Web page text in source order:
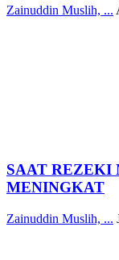
Zainuddin Muslih, ...
SAAT REZEKI
MENINGKAT
Zainuddin Muslih, ...